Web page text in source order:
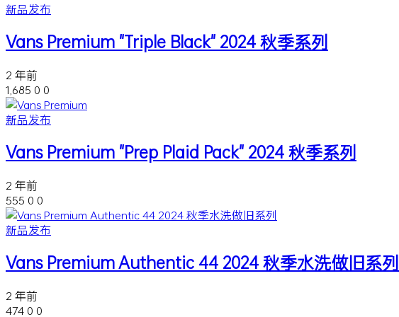
新品发布
Vans Premium "Triple Black" 2024 秋季系列
2 年前
1,685 0 0
新品发布
Vans Premium "Prep Plaid Pack" 2024 秋季系列
2 年前
555 0 0
新品发布
Vans Premium Authentic 44 2024 秋季水洗做旧系列
2 年前
474 0 0